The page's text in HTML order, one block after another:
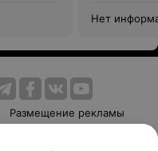
Нет
Размещение рекламы